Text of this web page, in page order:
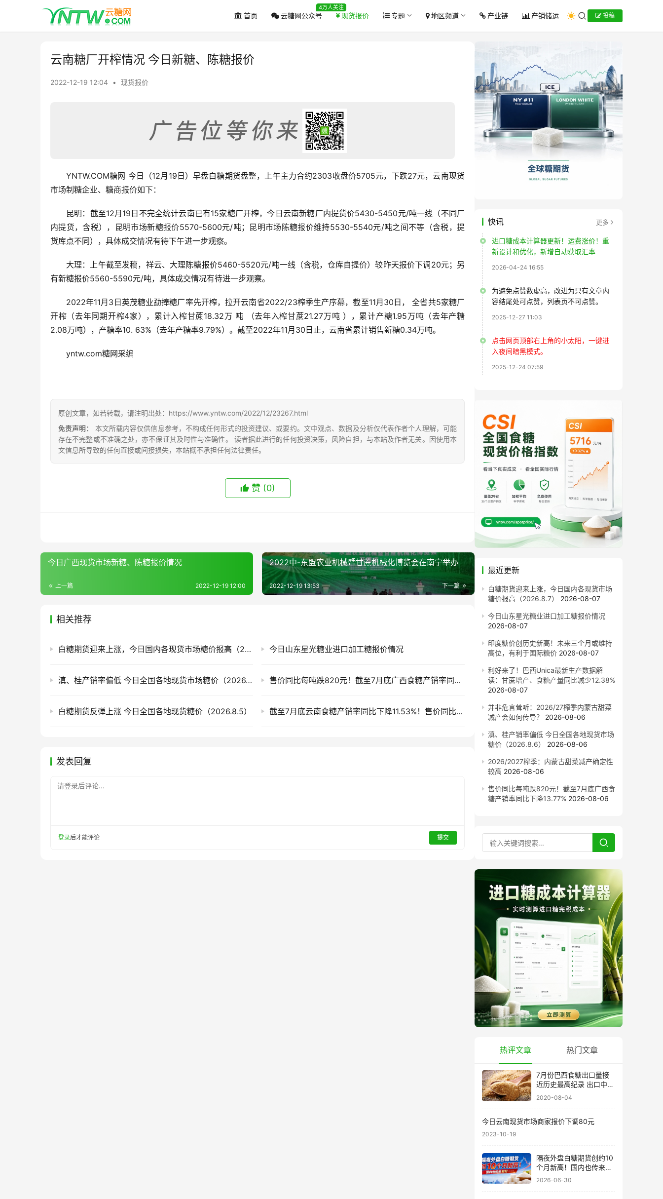
首页 云糖网公众号
4万人关注
现货报价 专题 地区频道 产业链 产销储运 投稿
云南糖厂开榨情况 今日新糖、陈糖报价
2022-12-19 12:04 • 现货报价
YNTW.COM糖网 今日（12月19日）早盘白糖期货盘整，上午主力合约2303收盘价5705元，下跌27元，云南现货
市场制糖企业、糖商报价如下：
昆明：截至12月19日不完全统计云南已有15家糖厂开榨，今日云南新糖厂内提货价5430-5450元/吨一线（不同厂
内提货，含税），昆明市场新糖报价5570-5600元/吨；昆明市场陈糖报价维持5530-5540元/吨之间不等（含税，提
货库点不同），具体成交情况有待下午进一步观察。
大理：上午截至发稿，祥云、大理陈糖报价5460-5520元/吨一线（含税，仓库自提价）较昨天报价下调20元；另
有新糖报价5560-5590元/吨，具体成交情况有待进一步观察。
2022年11月3日英茂糖业勐捧糖厂率先开榨，拉开云南省2022/23榨季生产序幕，截至11月30日， 全省共5家糖厂
开榨（去年同期开榨4家），累计入榨甘蔗18.32万 吨 （去年入榨甘蔗21.27万吨 ），累计产糖1.95万吨（去年产糖
2.08万吨），产糖率10. 63%（去年产糖率9.79%）。截至2022年11月30日止，云南省累计销售新糖0.34万吨。
yntw.com糖网采编
原创文章，如若转载，请注明出处：https://www.yntw.com/2022/12/23267.html
免责声明：
本文所载内容仅供信息参考，不构成任何形式的投资建议、或要约。文中观点、数据及分析仅代表作者个人理解，可能
存在不完整或不准确之处，亦不保证其及时性与准确性。 读者据此进行的任何投资决策，风险自担，与本站及作者无关。因使用本
文信息所导致的任何直接或间接损失，本站概不承担任何法律责任。
赞 (0)
今日广西现货市场新糖、陈糖报价情况
上一篇 2022-12-19 12:00
2022中-东盟农业机械暨甘蔗机械化博览会在南宁举办
下一篇
2022-12-19 13:53
相关推荐
白糖期货迎来上涨，今日国内各现货市场糖价报高（2026.8.7） 今日山东星光糖业进口加工糖报价情况
滇、桂产销率偏低 今日全国各地现货市场糖价（2026.8.6） 售价同比每吨跌820元！截至7月底广西食糖产销率同比下降13.77%
白糖期货反弹上涨 今日全国各地现货糖价（2026.8.5） 截至7月底云南食糖产销率同比下降11.53%！售价同比下跌900元/吨
发表回复
请登录后评论...
登录后才能评论 提交
快讯 更多
进口糖成本计算器更新！运费涨价！重
新设计和优化，新增自动获取汇率
2026-04-24 16:55
为避免点赞数虚高，改进为只有文章内
容结尾处可点赞，列表页不可点赞。
2025-12-27 11:03
点击网页顶部右上角的小太阳，一键进
入夜间暗黑模式。
2025-12-24 07:59
最近更新
白糖期货迎来上涨，今日国内各现货市场
糖价报高（2026.8.7）
2026-08-07
今日山东星光糖业进口加工糖报价情况
2026-08-07
印度糖价创历史新高！未来三个月或维持
高位，有利于国际糖价 2026-08-07
利好来了！巴西Unica最新生产数据解
读：甘蔗增产、食糖产量同比减少12.38%
2026-08-07
并非危言耸听：2026/27榨季内蒙古甜菜
减产会如何传导？
2026-08-06
滇、桂产销率偏低 今日全国各地现货市场
糖价（2026.8.6）
2026-08-06
2026/2027榨季：内蒙古甜菜减产确定性
较高 2026-08-06
售价同比每吨跌820元！截至7月底广西食
糖产销率同比下降13.77% 2026-08-06
热评文章 热门文章
7月份巴西食糖出口量接
近历史最高纪录 出口中国
超40万吨
2020-08-04
今日云南现货市场商家报价下调80元
2023-10-19
隔夜外盘白糖期货创约10
个月新高！国内也传来利
好……
2026-06-30